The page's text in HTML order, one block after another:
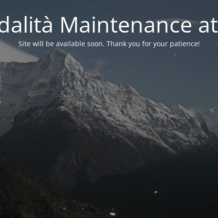
Maintenance
Site will be available soon. Thank you for your patience!